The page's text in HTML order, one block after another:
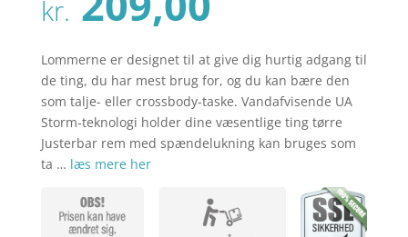
var:
kr.
kr.
pris
er:
kr.
Lommerne er designet til at give dig hurtig adgang til
de ting, du har mest brug for, og du kan bære den
som talje- eller crossbody-taske. Vandafvisende UA
Storm-teknologi holder dine væsentlige ting tørre
Justerbar rem med spændelukning kan bruges som
ta … læs mere her